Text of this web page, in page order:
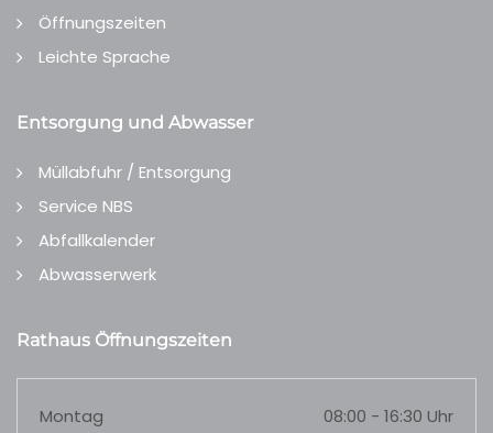
Öffnungszeiten
Leichte Sprache
Entsorgung und Abwasser
Müllabfuhr / Entsorgung
Service NBS
Abfallkalender
Abwasserwerk
Rathaus Öffnungszeiten
Montag
08:00 - 16:30 Uhr